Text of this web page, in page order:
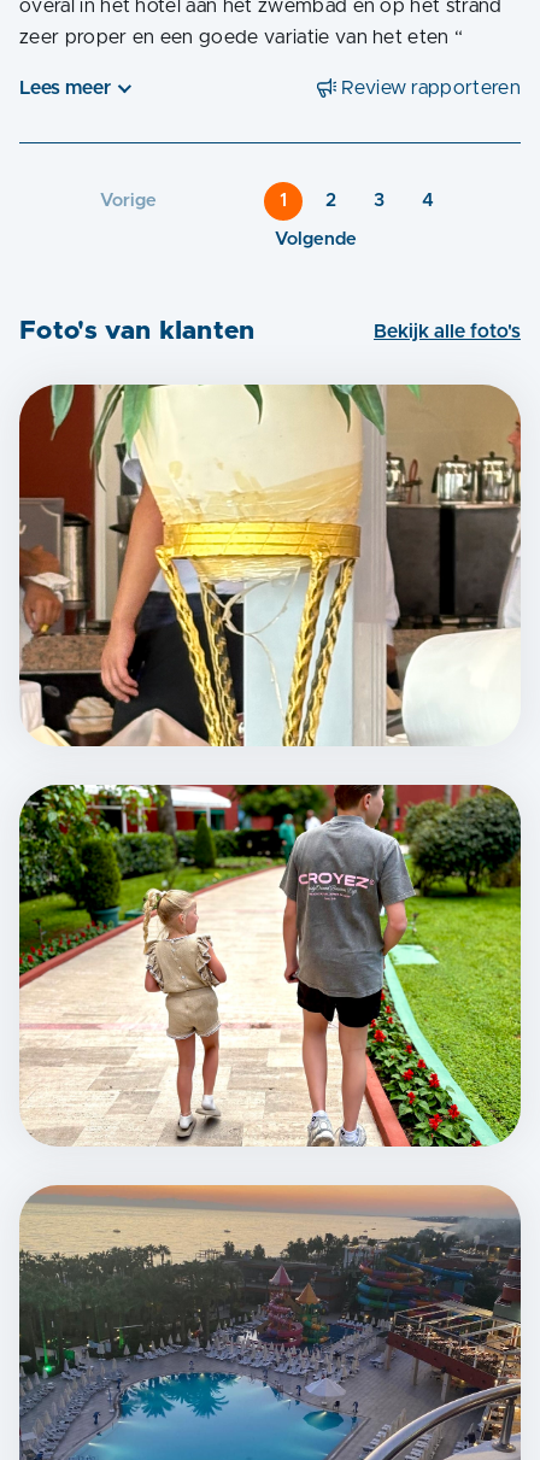
overal in het hotel aan het zwembad en op het strand
zeer proper en een goede variatie van het eten “
Lees meer Review rapporteren
Vorige 1 2 3 4
Volgende
Foto's van klanten Bekijk alle foto's